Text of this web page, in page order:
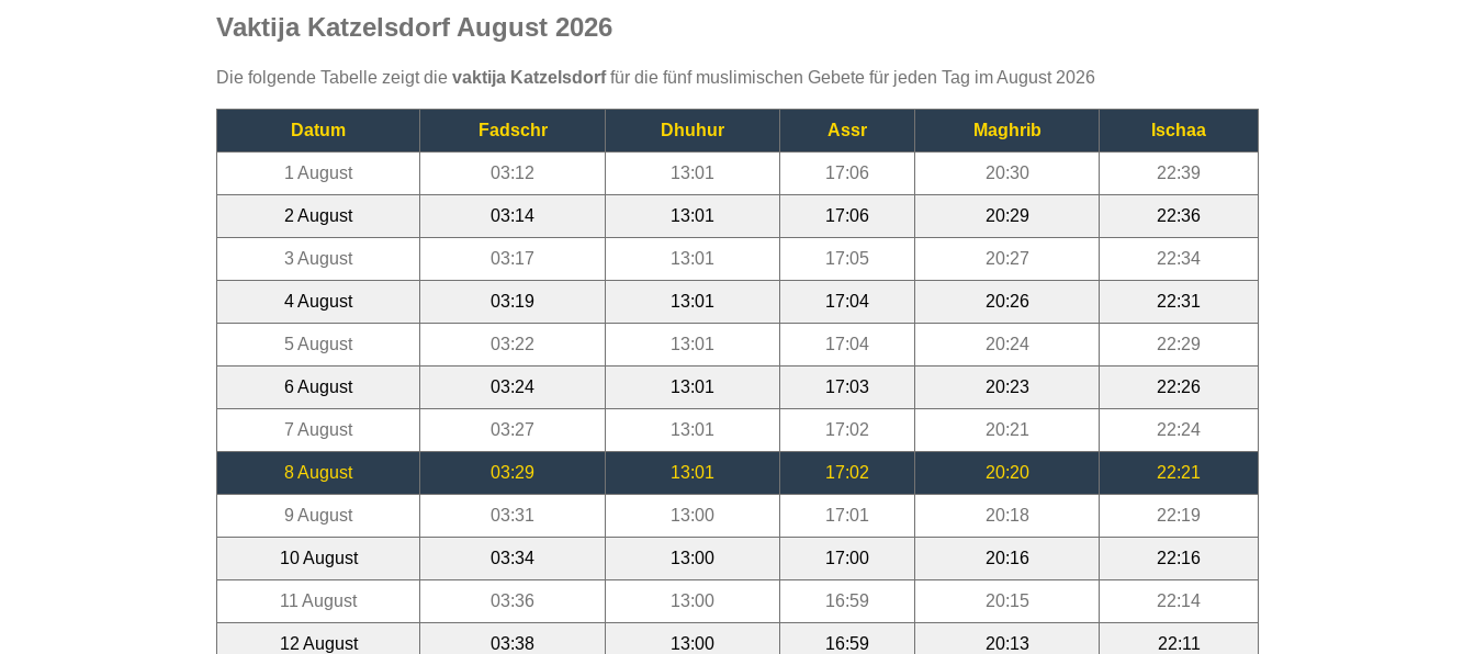
Vaktija Katzelsdorf August 2026
Die folgende Tabelle zeigt die vaktija Katzelsdorffür die fünf muslimischen Gebete für jeden Tag im August 2026
Datum Fadschr Dhuhur Assr Maghrib Ischaa
1 August 03:12 13:01 17:06 20:30 22:39
2 August 03:14 13:01 17:06 20:29 22:36
3 August 03:17 13:01 17:05 20:27 22:34
4 August 03:19 13:01 17:04 20:26 22:31
5 August 03:22 13:01 17:04 20:24 22:29
6 August 03:24 13:01 17:03 20:23 22:26
7 August 03:27 13:01 17:02 20:21 22:24
8 August 03:29 13:01 17:02 20:20 22:21
9 August 03:31 13:00 17:01 20:18 22:19
10 August 03:34 13:00 17:00 20:16 22:16
11 August 03:36 13:00 16:59 20:15 22:14
12 August 03:38 13:00 16:59 20:13 22:11